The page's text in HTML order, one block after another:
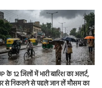
के 12 जिलों में भारी बारिश का अलर्ट,
से निकलने से पहले जान लें मौसम का